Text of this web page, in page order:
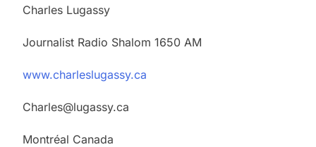
Charles Lugassy
Journalist Radio Shalom 1650 AM
www.charleslugassy.ca
Charles@lugassy.ca
Montréal Canada
2025, l’année la plus
meurtrière selon le
l’antisémitisme